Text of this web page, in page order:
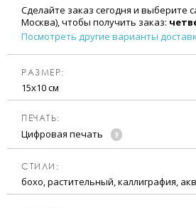
Сделайте заказ сегодня и выберите
Москва), чтобы получить заказ:
Посмотреть другие варианты
РАЗМЕР:
15х10 см
ПЕЧАТЬ:
Цифровая печать
CТИЛИ:
бохо, растительный, каллиграфия,